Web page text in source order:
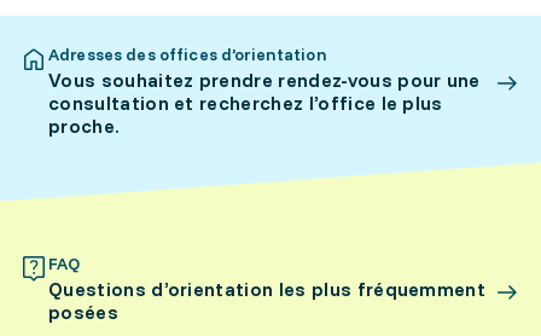
Adresses des offices d’orientation
Vous souhaitez prendre rendez-vous pour une
consultation et recherchez l’office le plus
proche.
FAQ
Questions d’orientation les plus fréquemment
posées